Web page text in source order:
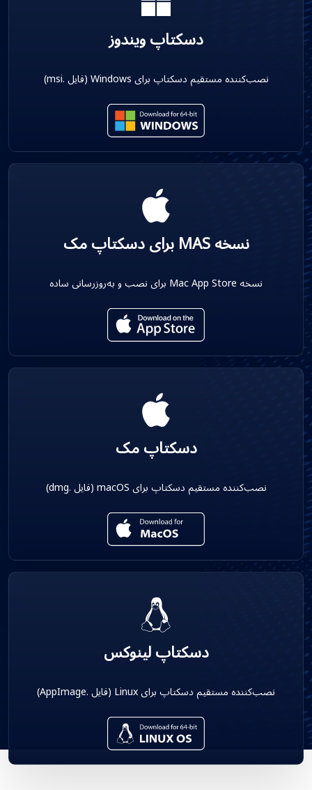
دسکتاپ ویندوز
نصب‌کننده مستقیم دسکتاپ برای Windows (فایل .msi)
نسخه MAS برای دسکتاپ مک
نسخه Mac App Store برای نصب و به‌روزرسانی ساده
دسکتاپ مک
نصب‌کننده مستقیم دسکتاپ برای macOS (فایل .dmg)
دسکتاپ لینوکس
نصب‌کننده مستقیم دسکتاپ برای Linux (فایل .AppImage)